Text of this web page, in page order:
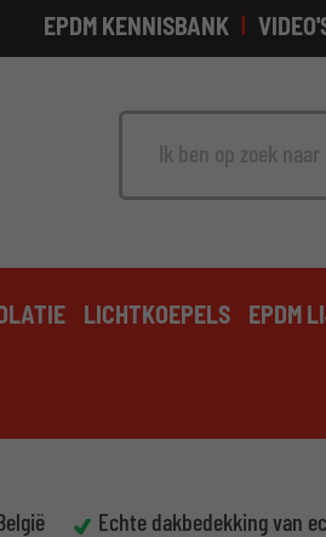
EPDM KENNISBANK
LICHTKOEPELS EPDM
Echte dakbedekking van